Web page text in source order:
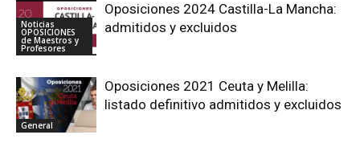
Noticias
OPOSICIONES
de Maestros y
Profesores
Oposiciones 2024 Castilla-La Mancha:
admitidos y excluidos
General
Oposiciones 2021 Ceuta y Melilla:
listado definitivo admitidos y excluidos